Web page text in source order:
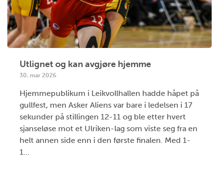
Utlignet og kan avgjøre hjemme
30. mar 2026
Hjemmepublikum i Leikvollhallen hadde håpet på
gullfest, men Asker Aliens var bare i ledelsen i 17
sekunder på stillingen 12-11 og ble etter hvert
sjanseløse mot et Ulriken-lag som viste seg fra en
helt annen side enn i den første finalen. Med 1-
1...